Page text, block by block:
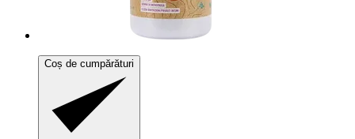
Coș de cumpărături